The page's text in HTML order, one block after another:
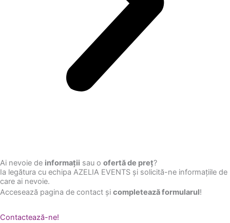
Ai nevoie de informații sau o ofertă de preț?
Ia legătura cu echipa AZELIA EVENTS și solicită-ne informațiile de
care ai nevoie.
Accesează pagina de contact și completează formularul!
Contactează-ne!